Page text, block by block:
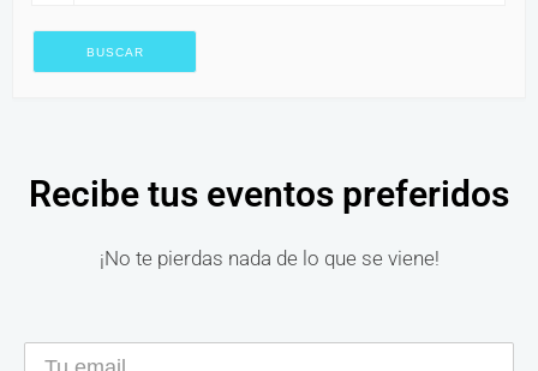
Recibe tus eventos preferidos
¡No te pierdas nada de lo que se viene!